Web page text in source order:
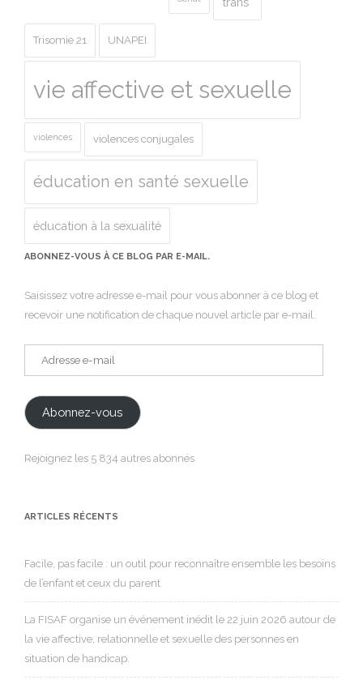
Trisomie 21 UNAPEI
vie affective et sexuelle
violences violences conjugales
éducation en santé sexuelle
éducation à la sexualité
ABONNEZ-VOUS À CE BLOG PAR E-MAIL.
Saisissez votre adresse e-mail pour vous abonner à ce blog et
recevoir une notification de chaque nouvel article par e-mail.
Abonnez-vous
Rejoignez les 5 834 autres abonnés
ARTICLES RÉCENTS
Facile, pas facile : un outil pour reconnaître ensemble les besoins
de l’enfant et ceux du parent
La FISAF organise un événement inédit le 22 juin 2026 autour de
la vie affective, relationnelle et sexuelle des personnes en
situation de handicap.